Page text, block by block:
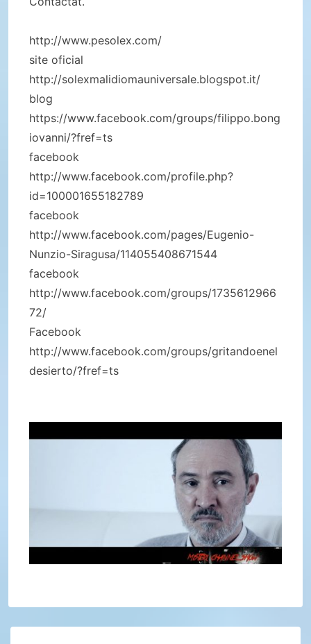
http://www.pesolex.com/
site oficial
http://solexmalidiomauniversale.blogspot.it/
blog
https://www.facebook.com/groups/filippo.bong
iovanni/?fref=ts
facebook
http://www.facebook.com/profile.php?
id=100001655182789
facebook
http://www.facebook.com/pages/Eugenio-
Nunzio-Siragusa/114055408671544
facebook
http://www.facebook.com/groups/1735612966
72/
Facebook
http://www.facebook.com/groups/gritandoenel
desierto/?fref=ts